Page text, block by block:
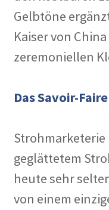
Gelbtöne
Kaiser von
zeremoniellen
Das Savoir-
geglättetem
heute sehr
von einem